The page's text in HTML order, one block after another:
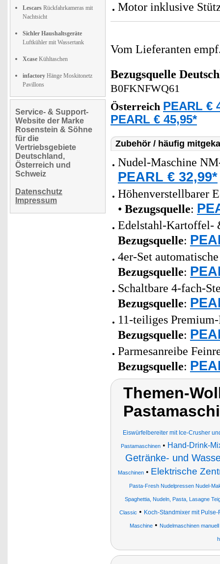
Lescars Rückfahrkameras mit
Nachtsicht
Sichler Haushaltsgeräte
Luftkühler mit Wassertank
Xcase Kühltaschen
infactory Hänge Moskitonetz
Pavillons
Service- & Support-
Website der Marke
Rosenstein & Söhne
für die
Vertriebsgebiete
Deutschland,
Österreich und
Schweiz
Datenschutz
Impressum
Motor inklusive
Vom Lieferanten
Bezugsquelle
B0FKNFWQ61
Österreich PEARL €
PEARL € 45,95*
Zubehör / häufig
Nudel-Maschine
PEARL € 32,99*
Höhenverstellbarer
• Bezugsquelle:
Edelstahl-Kartoffel-
Bezugsquelle:
4er-Set
Bezugsquelle:
Schaltbare 4-fach-
Bezugsquelle:
11-teiliges
Bezugsquelle:
Parmesanreibe
Bezugsquelle:
Themen-
Eiswürfelbereiter mit Ice-Crusher
Pastamaschinen • Hand-Drink-
Getränke- und
Maschinen • Elektrische
Pasta-Fresh Nudelpressen Nudel-
Spaghettia, Nudeln, Pasta, Lasagne
Classic • Koch-Standmixer mit Pulse-
Maschine • Nudelmaschinen manuell